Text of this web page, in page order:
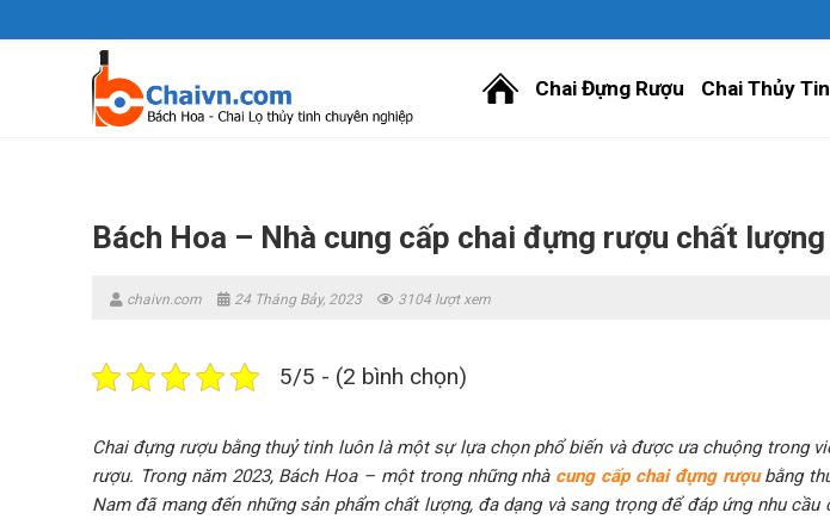
to
Chai Đựng Rượu Chai Thủy
Bách Hoa – Nhà cung cấp chai đựng rượu chất
chaivn.com 24 Tháng Bảy, 2023 3104 lượt xem
5/5 - (2 bình chọn)
Chai đựng rượu bằng thuỷ tinh luôn là một sự lựa chọn phổ biến và được ưa chuộng trong
rượu. Trong năm 2023, Bách Hoa – một trong những nhà cung cấp chai đựng rượubằng
Nam đã mang đến những sản phẩm chất lượng, đa dạng và sang trọng để đáp ứng nhu cầu